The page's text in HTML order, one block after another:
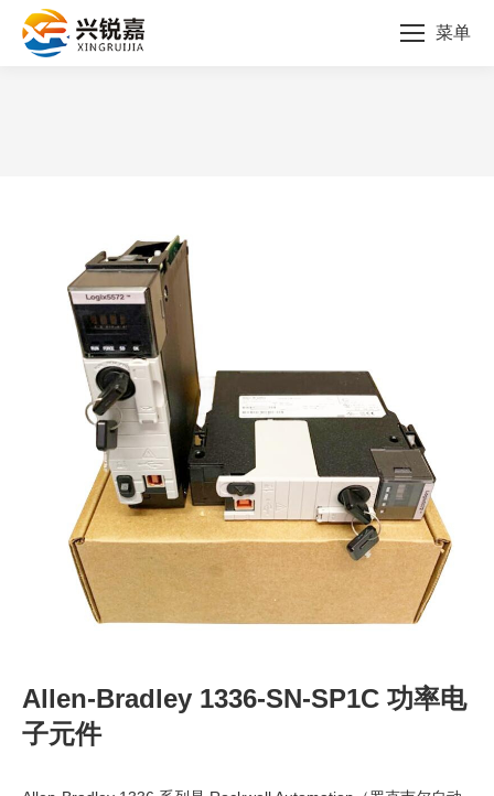
菜单
Allen-Bradley 1336-SN-SP1C 功率电
子元件